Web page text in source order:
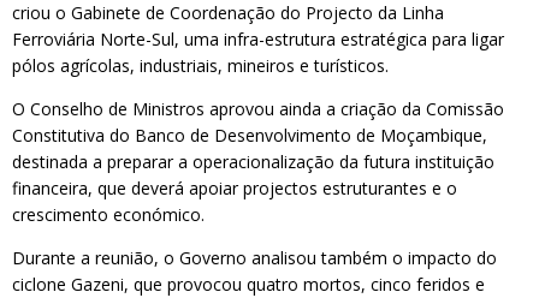
criou o Gabinete de Coordenação do Projecto da Linha
Ferroviária Norte-Sul, uma infra-estrutura estratégica para ligar
pólos agrícolas, industriais, mineiros e turísticos.
O Conselho de Ministros aprovou ainda a criação da Comissão
Constitutiva do Banco de Desenvolvimento de Moçambique,
destinada a preparar a operacionalização da futura instituição
financeira, que deverá apoiar projectos estruturantes e o
crescimento económico.
Durante a reunião, o Governo analisou também o impacto do
ciclone Gazeni, que provocou quatro mortos, cinco feridos e